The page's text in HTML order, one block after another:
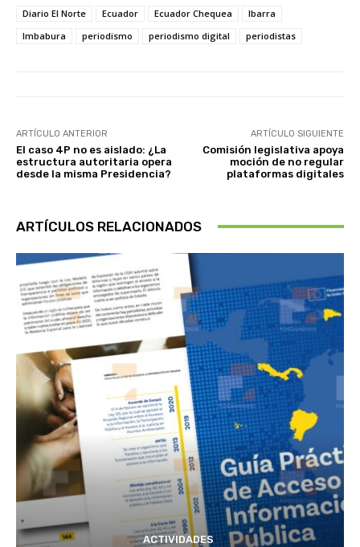
Diario El Norte Ecuador Ecuador Chequea
Ibarra
Imbabura
periodismo periodismo digital periodistas
ARTÍCULO ANTERIOR
El caso 4P no es aislado: ¿La
estructura autoritaria opera
desde la misma Presidencia?
ARTÍCULO SIGUIENTE
Comisión legislativa apoya
moción de no regular
plataformas digitales
ARTÍCULOS RELACIONADOS
ACTIVIDADES